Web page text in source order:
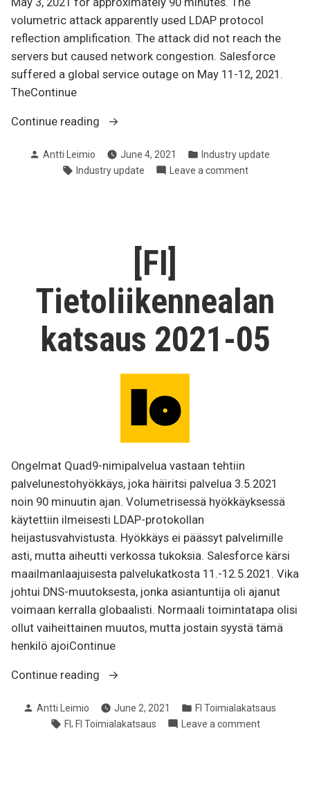
volumetric attack apparently used LDAP protocol
reflection amplification. The attack did not reach the
servers but caused network congestion. Salesforce
suffered a global service outage on May 11-12, 2021.
TheContinue
Continue reading
“Networking
Update
2021-
Posted
Antti Leimio June 4, 2021
Posted
in
Industry update
Tags:
Industry update Leave a commenton
[FI]
Tietoliikennealan
katsaus 2021-05
Ongelmat Quad9-nimipalvelua vastaan tehtiin
palvelunestohyökkäys, joka häiritsi palvelua 3.5.2021
noin 90 minuutin ajan. Volumetrisessä hyökkäyksessä
käytettiin ilmeisesti LDAP-protokollan
heijastusvahvistusta. Hyökkäys ei päässyt palvelimille
asti, mutta aiheutti verkossa tukoksia. Salesforce kärsi
maailmanlaajuisesta palvelukatkosta 11.-12.5.2021. Vika
johtui DNS-muutoksesta, jonka asiantuntija oli ajanut
voimaan kerralla globaalisti. Normaali toimintatapa olisi
ollut vaiheittainen muutos, mutta jostain syystä tämä
henkilö ajoiContinue
Continue reading
“[FI]
katsaus
2021-
Posted
Antti Leimio June 2, 2021
Posted
in
FI Toimialakatsaus
Tags:
FI, FI Toimialakatsaus Leave a commenton